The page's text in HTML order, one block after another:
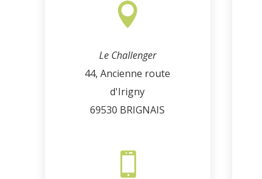

Le Challenger
44, Ancienne route
d'Irigny
69530 BRIGNAIS
